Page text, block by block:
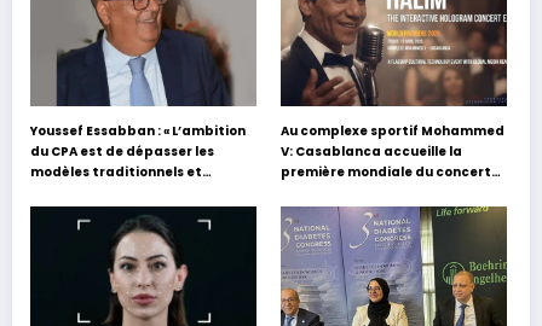
Youssef Essabban : « L’ambition
du CPA est de dépasser les
modèles traditionnels et
s’appuyant sur le partage des
expériences »
Au complexe sportif Mohammed
V: Casablanca accueille la
première mondiale du concert
Hafez